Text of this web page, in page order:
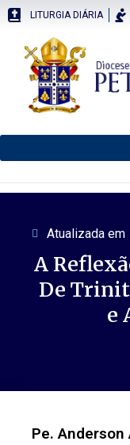
LITURGIA DIÁRIA
Atualizada em
A
De
e
Pe. Anderson